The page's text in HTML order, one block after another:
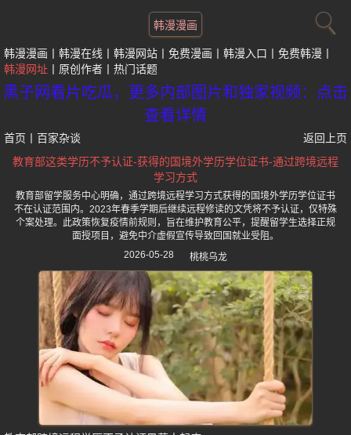
韩漫漫画
韩漫漫画 韩漫在线 韩漫网站 免费漫画 韩漫入口
免费韩漫
韩漫网址
原创作者 热门话题
黑子网看片吃瓜，更多内部图片和独家视频：点击
查看详情
首页 百家杂谈
返回上页
教育部这类学历不予认证-获得的国境外学历学位证书-通过跨境远程
学习方式
教育部留学服务中心明确，通过跨境远程学习方式获得的国境外学历学位证书
不在认证范围内。2023年春季学期后继续远程修读的文凭将不予认证，仅特殊
个案处理。此政策恢复疫情前规则，旨在维护教育公平，提醒留学生选择正规
面授项目，避免中介虚假宣传导致回国就业受阻。
2026-05-28
桃桃乌龙